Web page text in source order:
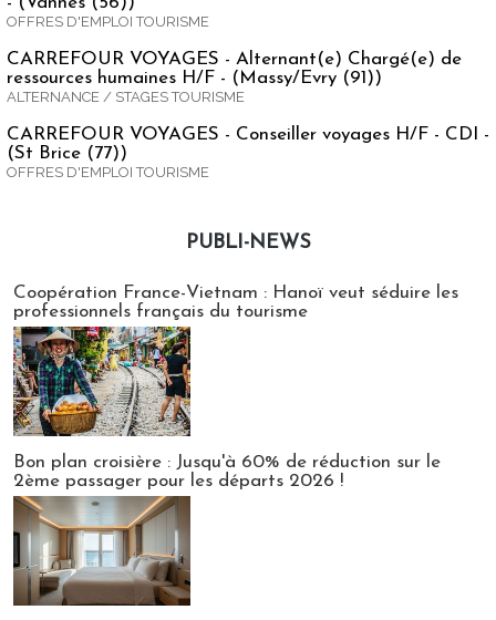
OFFRES D'EMPLOI TOURISME
CARREFOUR VOYAGES - Alternant(e) Chargé(e) de
ressources humaines H/F - (Massy/Evry (91))
ALTERNANCE / STAGES TOURISME
CARREFOUR VOYAGES - Conseiller voyages H/F - CDI -
(St Brice (77))
OFFRES D'EMPLOI TOURISME
PUBLI-NEWS
Coopération France-Vietnam : Hanoï veut séduire les
professionnels français du tourisme
Bon plan croisière : Jusqu'à 60% de réduction sur le
2ème passager pour les départs 2026 !